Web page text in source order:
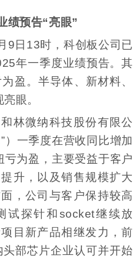
绩预告“亮眼”
9日13时，科创板公司已
年一季度业绩预告。其
盈。半导体、新材料、
眼。
林微纳科技股份有限公
）一季度在营收同比增加
为盈，主要受益于客户
升，以及销售规模扩大
，公司与客户保持较高
试探针和socket继续放
目新产品相继发力，前
部芯片企业认可并开始